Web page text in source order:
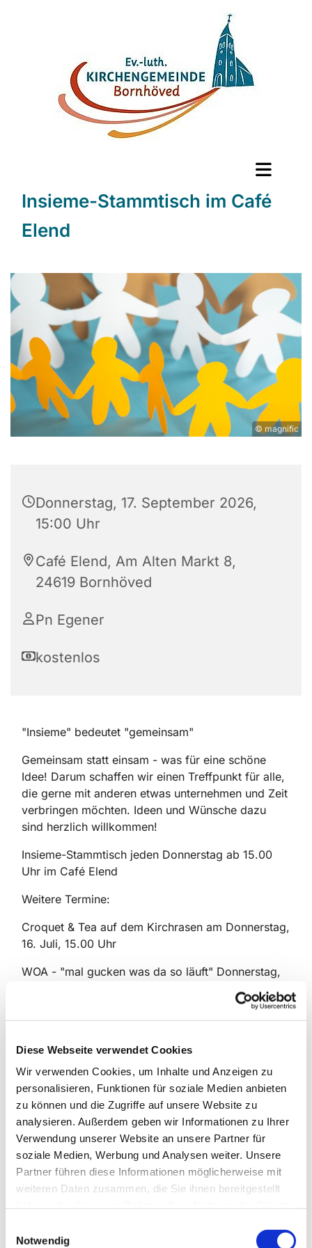
Diese Webseite verwendet Cookies
Wir verwenden Cookies, um Inhalte und Anzeigen zu
personalisieren, Funktionen für soziale Medien anbieten
zu können und die Zugriffe auf unsere Website zu
analysieren. Außerdem geben wir Informationen zu Ihrer
Verwendung unserer Website an unsere Partner für
soziale Medien, Werbung und Analysen weiter. Unsere
Partner führen diese Informationen möglicherweise mit
weiteren Daten zusammen, die Sie ihnen bereitgestellt
Notwendig
Insieme-Stammtisch im Café
Elend
© magnific
Donnerstag, 17. September 2026,
15:00 Uhr
Café Elend, Am Alten Markt 8,
24619 Bornhöved
Pn Egener
kostenlos
"Insieme" bedeutet "gemeinsam"
Gemeinsam statt einsam - was für eine schöne
Idee! Darum schaffen wir einen Treffpunkt für alle,
die gerne mit anderen etwas unternehmen und Zeit
verbringen möchten. Ideen und Wünsche dazu
sind herzlich willkommen!
Insieme-Stammtisch jeden Donnerstag ab 15.00
Uhr im Café Elend
Weitere Termine:
Croquet & Tea auf dem Kirchrasen am Donnerstag,
16. Juli, 15.00 Uhr
WOA - "mal gucken was da so läuft" Donnerstag,
30. Juli 14.00 Uhr Abfahrt am Martin-Luther-Haus,
Kaffee & Kuchen-Picknick unterwegs, 10€ p.P.
17.00 Uhr im Martin-Luther-Haus mit Flammkuchen
und Getränken
Cosy Cottage Garden am Sonntag, 23. August,
14.00 Uhr Abfahrt am Martin-Luther-Haus, Eintritt &
Führung 10€ p.P.
Wir freuen uns auf Sie und Euch!